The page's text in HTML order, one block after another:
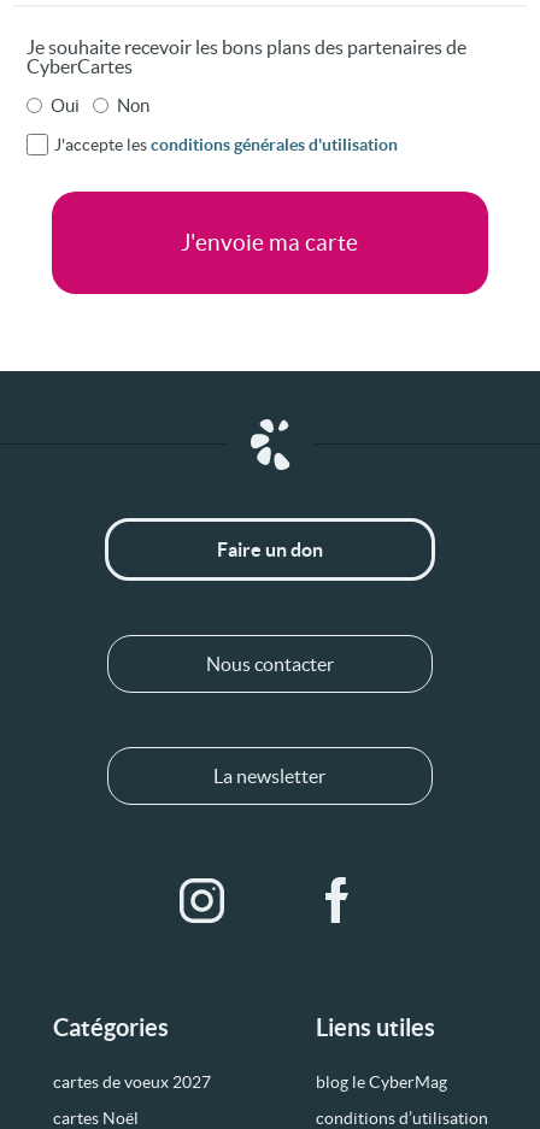
Je souhaite recevoir les bons plans des partenaires de
CyberCartes
Oui Non
J'accepte lesconditions générales d'utilisation
Catégories
cartes de voeux 2027
cartes Noël
Liens utiles
blog le CyberMag
conditions d’utilisation
Faire un don
Nous contacter
La newsletter